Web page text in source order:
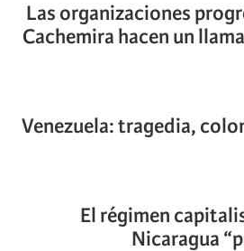
Las organizaciones
Cachemira hacen un
Venezuela: tragedia,
El régimen
Nicaragua